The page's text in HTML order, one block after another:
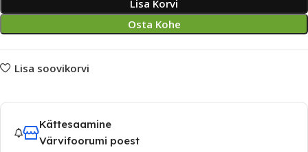
Lisa Korvi
Osta Kohe
Lisa soovikorvi
Kättesaamine
Värvifoorumi poest